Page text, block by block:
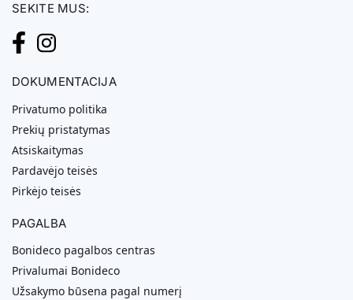
SEKITE MUS:
DOKUMENTACIJA
Privatumo politika
Prekių pristatymas
Atsiskaitymas
Pardavėjo teisės
Pirkėjo teisės
PAGALBA
Bonideco pagalbos centras
Privalumai Bonideco
Užsakymo būsena pagal numerį